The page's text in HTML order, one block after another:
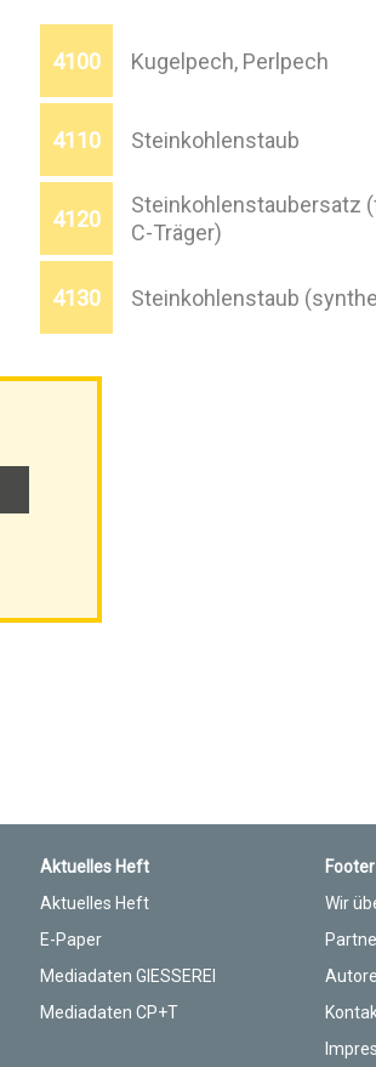
4100 Kugelpech, Perlpech
4110 Steinkohlenstaub
4120
Steinkohlenstaubersatz
C-Träger)
4130 Steinkohlenstaub
Aktuelles Heft
Aktuelles Heft
E-Paper
Mediadaten GIESSEREI
Mediadaten CP+T
Footer
Wir